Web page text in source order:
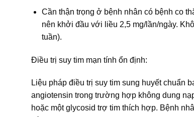
Cần thận trọng ở bệnh nhân có bệnh co
nên khởi đầu với liều 2,5 mg/lần/ngày.
tuần).
Điều trị suy tim mạn tính ổn định:
Liệu pháp điều trị suy tim sung huyết chuẩn
angiotensin trong trường hợp không dung
hoặc một glycosid trợ tim thích hợp. Bệnh